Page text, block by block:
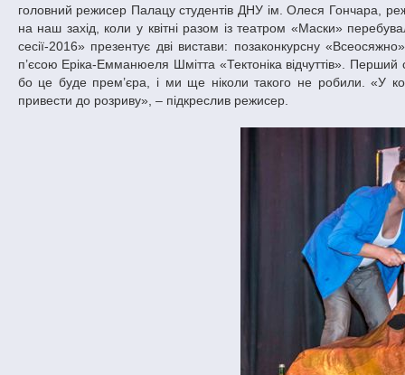
головний режисер Палацу студентів ДНУ ім. Олеся Гончара,
на наш захід, коли у квітні разом із театром «Маски»
сесії-2016» презентує дві вистави: позаконкурсну
п’єсою Еріка-Емманюеля Шмітта «Тектоніка відчуттів».
бо це буде прем’єра, і ми ще ніколи такого не робили. «У
привести до розриву», – підкреслив режисер.